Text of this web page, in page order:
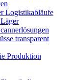
Logistikabläufe
transparent
Produktion